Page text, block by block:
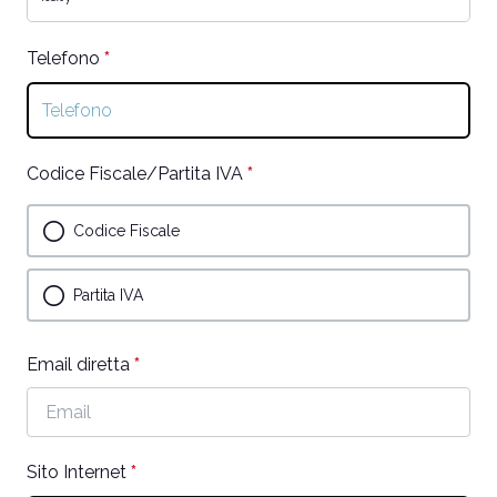
required.
Telefono *
question
is
required.
Codice Fiscale/Partita IVA *
Codice Fiscale
Partita IVA
Email diretta *
question
required.
address.
Sito Internet *